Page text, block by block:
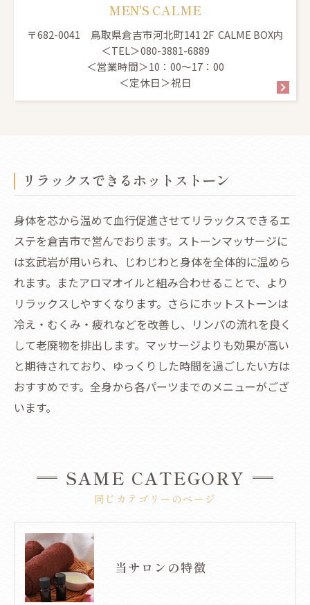
MEN'S CALME
〒682-0041 鳥取県倉吉市河北町141 2F CALME BOX内
＜TEL＞080-3881-6889
＜営業時間＞10：00～17：00
＜定休日＞祝日
リラックスできるホットストーン
身体を芯から温めて血行促進させてリラックスできるエ
ステを倉吉市で営んでおります。ストーンマッサージに
は玄武岩が用いられ、じわじわと身体を全体的に温めら
れます。またアロマオイルと組み合わせることで、より
リラックスしやすくなります。さらにホットストーンは
冷え・むくみ・疲れなどを改善し、リンパの流れを良く
して老廃物を排出します。マッサージよりも効果が高い
と期待されており、ゆっくりした時間を過ごしたい方は
おすすめです。全身から各パーツまでのメニューがござ
います。
同じカテゴリーのページ
SAME CATEGORY
当サロンの特徴